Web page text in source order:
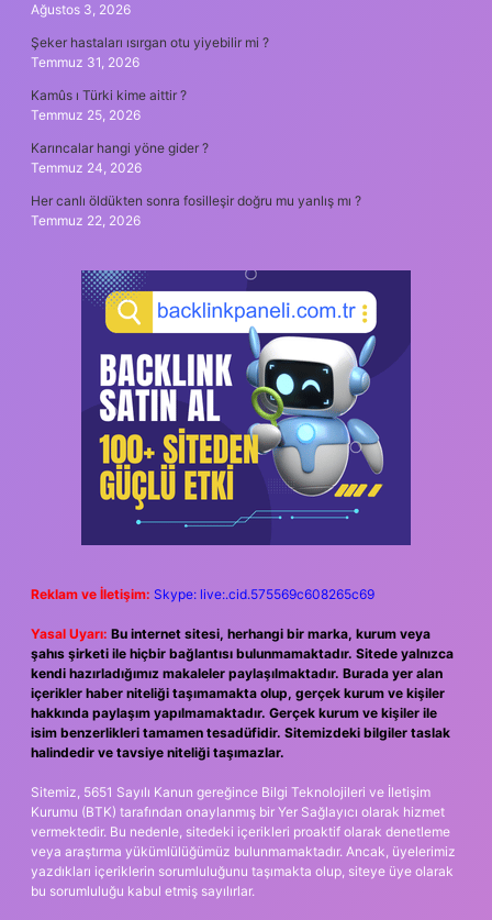
Ağustos 3, 2026
Şeker hastaları ısırgan otu yiyebilir mi ?
Temmuz 31, 2026
Kamûs ı Türki kime aittir ?
Temmuz 25, 2026
Karıncalar hangi yöne gider ?
Temmuz 24, 2026
Her canlı öldükten sonra fosilleşir doğru mu yanlış mı ?
Temmuz 22, 2026
Reklam ve İletişim: Skype: live:.cid.575569c608265c69
Yasal Uyarı: Bu internet sitesi, herhangi bir marka, kurum veya
şahıs şirketi ile hiçbir bağlantısı bulunmamaktadır. Sitede yalnızca
kendi hazırladığımız makaleler paylaşılmaktadır. Burada yer alan
içerikler haber niteliği taşımamakta olup, gerçek kurum ve kişiler
hakkında paylaşım yapılmamaktadır. Gerçek kurum ve kişiler ile
isim benzerlikleri tamamen tesadüfidir. Sitemizdeki bilgiler taslak
halindedir ve tavsiye niteliği taşımazlar.
Sitemiz, 5651 Sayılı Kanun gereğince Bilgi Teknolojileri ve İletişim
Kurumu (BTK) tarafından onaylanmış bir Yer Sağlayıcı olarak hizmet
vermektedir. Bu nedenle, sitedeki içerikleri proaktif olarak denetleme
veya araştırma yükümlülüğümüz bulunmamaktadır. Ancak, üyelerimiz
yazdıkları içeriklerin sorumluluğunu taşımakta olup, siteye üye olarak
bu sorumluluğu kabul etmiş sayılırlar.